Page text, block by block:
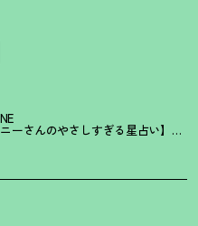
ーさんのやさしすぎる星占い】牡